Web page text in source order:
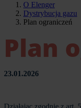
Ścieżka
nawigacyjna
O Elenger
Dystrybucja gazu
Plan ograniczeń
Plan
23.01.2026
Działając zgodnie z art.